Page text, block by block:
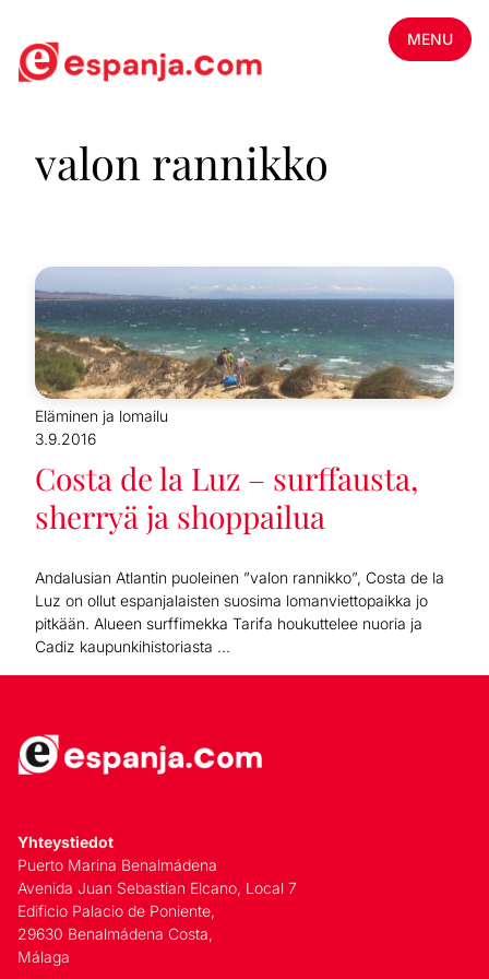
MENU
valon rannikko
Eläminen ja lomailu
3.9.2016
Costa de la Luz – surffausta,
sherryä ja shoppailua
Andalusian Atlantin puoleinen ”valon rannikko”, Costa de la
Luz on ollut espanjalaisten suosima lomanviettopaikka jo
pitkään. Alueen surffimekka Tarifa houkuttelee nuoria ja
Cadiz kaupunkihistoriasta ...
Yhteystiedot
Puerto Marina Benalmádena
Avenida Juan Sebastian Elcano, Local 7
Edificio Palacio de Poniente,
29630 Benalmádena Costa,
Málaga